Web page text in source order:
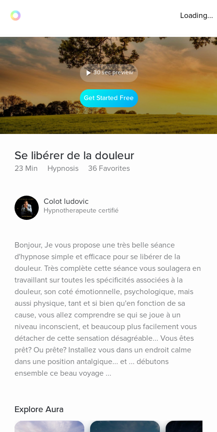
Loading...
30 sec preview
Get Started Free
Se libérer de la douleur
23 Min Hypnosis 36 Favorites
Colot ludovic
Hypnotherapeute certifié
Bonjour, Je vous propose une très belle séance
d'hypnose simple et efficace pour se libérer de la
douleur. Très complète cette séance vous soulagera en
travaillant sur toutes les spécificités associées à la
douleur, son coté émotionnelle, psychologique, mais
aussi physique, tant et si bien qu'en fonction de sa
cause, vous allez comprendre se qui se joue à un
niveau inconscient, et beaucoup plus facilement vous
détacher de cette sensation désagréable... Vous êtes
prêt? Ou prête? Installez vous dans un endroit calme
dans une position antalgique... et ... débutons
ensemble ce beau voyage ...
Explore Aura